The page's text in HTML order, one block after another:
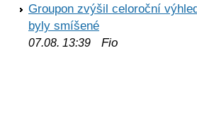
Groupon zvýšil celoroční
byly smíšené
07.08. 13:39 Fio